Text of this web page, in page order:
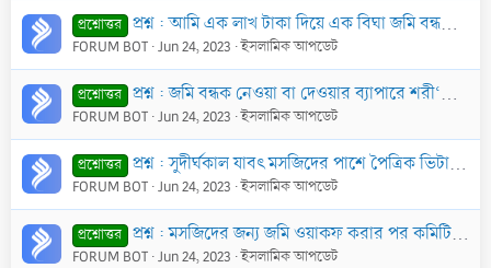
প্রশ্নোত্তর প্রশ্ন : আমি এক লাখ টাকা দিয়ে এক বিঘা জমি বন্ধক নিয়ে ১ বছর জমিতে ফসল ফলিয়ে ফসল ভোগ করলাম। জমির মালিক ১ বছর পর টাকা ফেরত দিলে আমি তার জমি ফেরত দিলাম। উ
FORUM BOT Jun 24, 2023 ইসলামিক আপডেট
প্রশ্নোত্তর প্রশ্ন : জমি বন্ধক নেওয়া বা দেওয়ার ব্যাপারে শরী‘আতের বিধান কি?
FORUM BOT Jun 24, 2023 ইসলামিক আপডেট
প্রশ্নোত্তর প্রশ্ন : সুদীর্ঘকাল যাবৎ মসজিদের পাশে পৈত্রিক ভিটায় আমাদের বাড়ি-ঘর। সম্প্রতি মসজিদ কর্তৃপক্ষ আমীন ডেকে জমি মাপার পর দেখা যায় আমাদের বাড়ি মসজিদের জমির
FORUM BOT Jun 24, 2023 ইসলামিক আপডেট
প্রশ্নোত্তর প্রশ্ন : মসজিদের জন্য জমি ওয়াকফ করার পর কমিটির কোন সদস্যের সাথে মনোমালিন্যের কারণে জমিদাতা তাকে বলেন যে, আপনি এ মসজিদে ছালাত আদায় থেকে বিরত না থাকলে ক
FORUM BOT Jun 24, 2023 ইসলামিক আপডেট